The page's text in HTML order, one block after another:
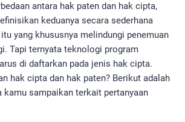
antara hak paten dan hak cipta,
keduanya secara sederhana
yang khususnya melindungi penemuan
Tapi ternyata teknologi program
di daftarkan pada jenis hak cipta.
hak cipta dan hak paten? Berikut adalah
kamu sampaikan terkait pertanyaan